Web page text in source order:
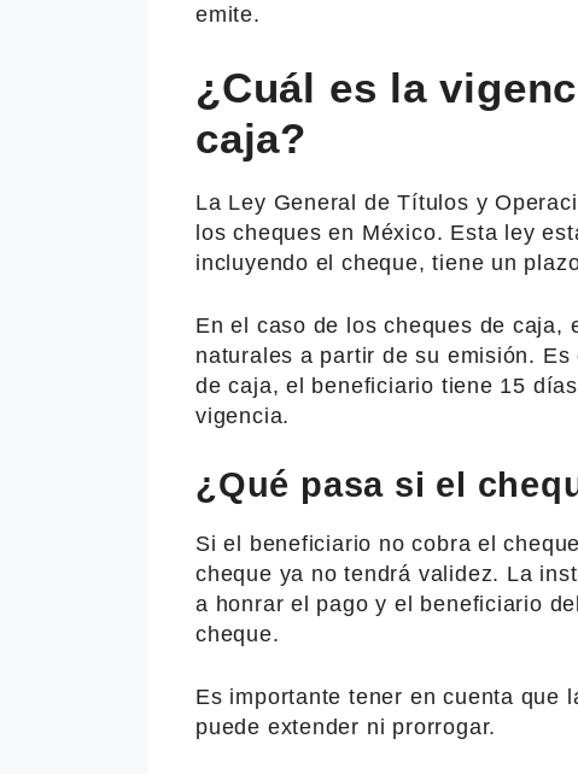
emite.
¿Cuál es la
caja?
La Ley General de Títulos y
los cheques en México. Esta ley
incluyendo el cheque, tiene un
En el caso de los cheques de caja,
naturales a partir de su emisión.
de caja, el beneficiario tiene 15
vigencia.
¿Qué pasa si el
Si el beneficiario no cobra el
cheque ya no tendrá validez. La
a honrar el pago y el beneficiario
cheque.
Es importante tener en cuenta que
puede extender ni prorrogar.